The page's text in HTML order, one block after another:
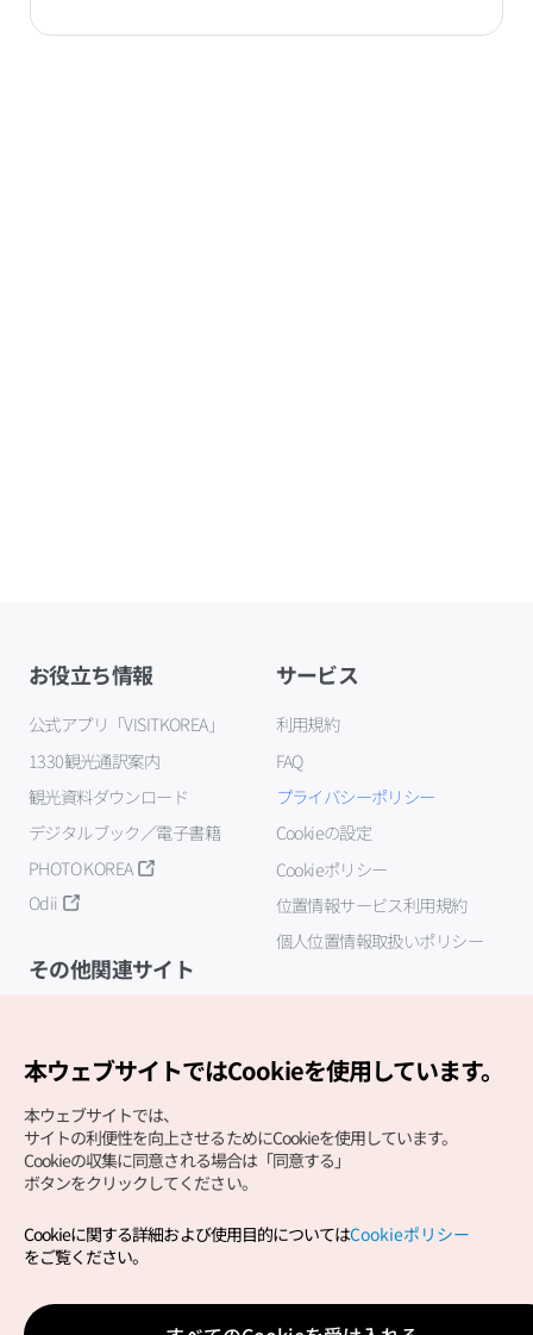
お役立ち情報
公式アプリ「VISITKOREA」
1330観光通訳案内
観光資料ダウンロード
デジタルブック／電子書籍
PHOTO KOREA
Odii
サービス
利用規約
FAQ
プライバシーポリシー
Cookieの設定
Cookieポリシー
位置情報サービス利用規約
個人位置情報取扱いポリシー
その他関連サイト
Copyright (c) Korea Tourism Organization All Rights
サイトエラー報告公式メール
japanese@knto.or.kr
本ウェブサイトではCookieを使用しています。
本ウェブサイトでは、
サイトの利便性を向上させるためにCookieを使用しています。
Cookieの収集に同意される場合は「同意する」
ボタンをクリックしてください。
Cookieに関する詳細および使用目的についてはCookieポリシー
をご覧ください。